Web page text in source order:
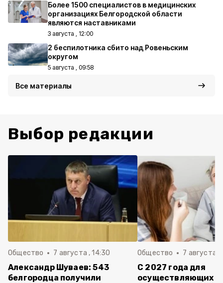
Более 1500 специалистов в медицинских
организациях Белгородской области
являются наставниками
3 августа , 12:00
2 беспилотника сбито над Ровеньским
округом
5 августа , 09:58
Все материалы
Выбор редакции
Общество 7 августа , 14:30
Александр Шуваев: 543
белгородца получили
Общество 7 августа ,
С 2027 года для
осуществляющих